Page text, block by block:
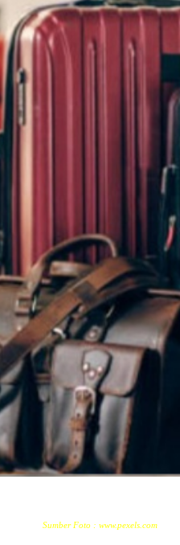
Sumber Foto : www.pexels.com